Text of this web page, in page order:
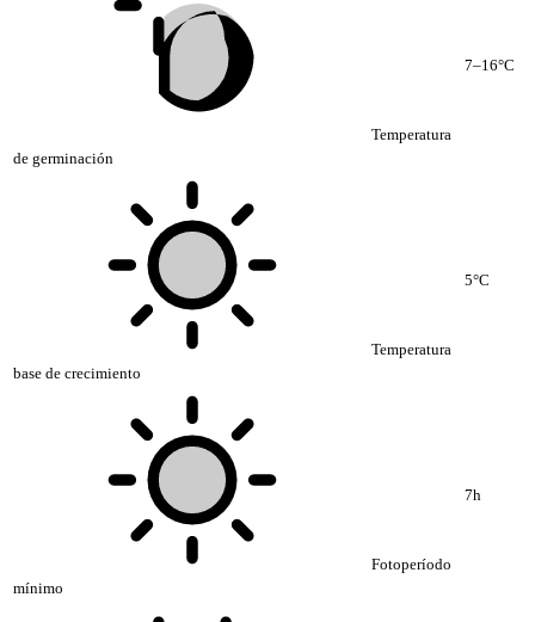
Temperatura
de germinación
7–16°C
Temperatura
base de crecimiento
5°C
Fotoperíodo
mínimo
7h